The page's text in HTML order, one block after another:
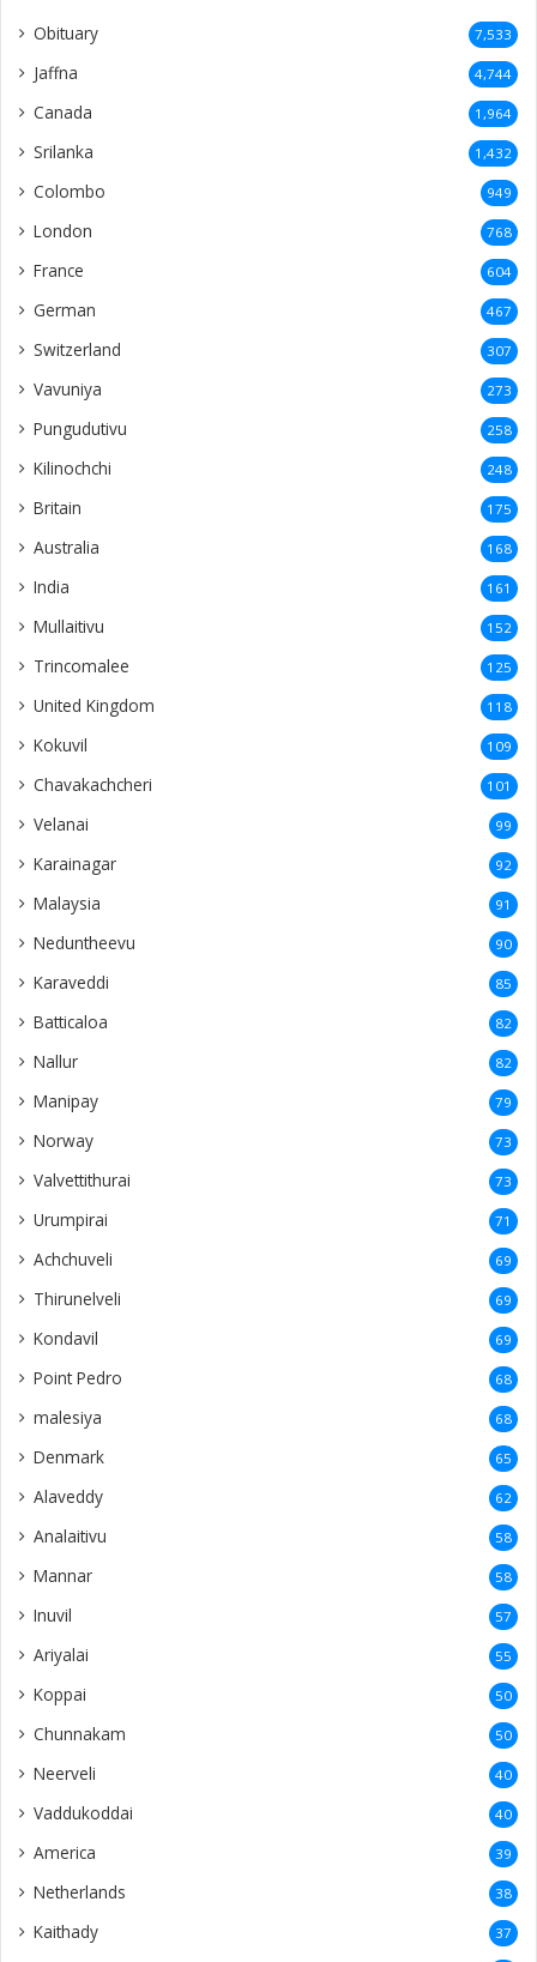
Obituary 7,533
Jaffna 4,744
Canada 1,964
Srilanka 1,432
Colombo 949
London 768
France 604
German 467
Switzerland 307
Vavuniya 273
Pungudutivu 258
Kilinochchi 248
Britain 175
Australia 168
India 161
Mullaitivu 152
Trincomalee 125
United Kingdom 118
Kokuvil 109
Chavakachcheri 101
Velanai 99
Karainagar 92
Malaysia 91
Neduntheevu 90
Karaveddi 85
Batticaloa 82
Nallur 82
Manipay 79
Norway 73
Valvettithurai 73
Urumpirai 71
Achchuveli 69
Thirunelveli 69
Kondavil 69
Point Pedro 68
malesiya 68
Denmark 65
Alaveddy 62
Analaitivu 58
Mannar 58
Inuvil 57
Ariyalai 55
Koppai 50
Chunnakam 50
Neerveli 40
Vaddukoddai 40
America 39
Netherlands 38
Kaithady 37